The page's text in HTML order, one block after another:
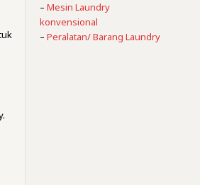
–Mesin Laundry
konvensional
–Peralatan/ Barang Laundry